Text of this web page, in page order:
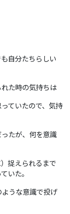
自分たちらしい
た時の気持ちは
ていたので、気持
たが、何を意識
捉えられるまで
いた。
うな意識で投げ